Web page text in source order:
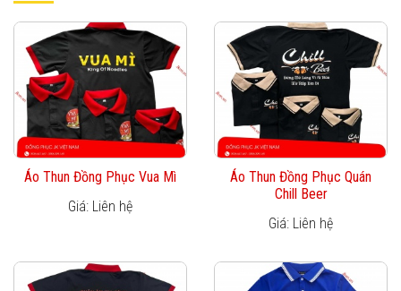
Áo Thun Đồng Phục Vua Mì
Giá: Liên hệ
Áo Thun Đồng Phục Quán
Chill Beer
Giá: Liên hệ